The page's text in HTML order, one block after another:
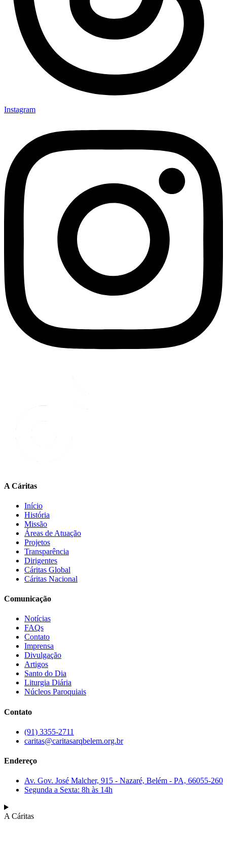
Instagram
A Cáritas
Início
História
Missão
Áreas de Atuação
Projetos
Transparência
Dirigentes
Cáritas Global
Cáritas Nacional
Comunicação
Notícias
FAQs
Contato
Imprensa
Divulgação
Artigos
Santo do Dia
Liturgia Diária
Núcleos Paroquiais
Contato
(91) 3355-2711
caritas@caritasarqbelem.org.br
Endereço
Av. Gov. José Malcher, 915 - Nazaré, Belém - PA, 66055-260
Segunda a Sexta: 8h às 14h
A Cáritas